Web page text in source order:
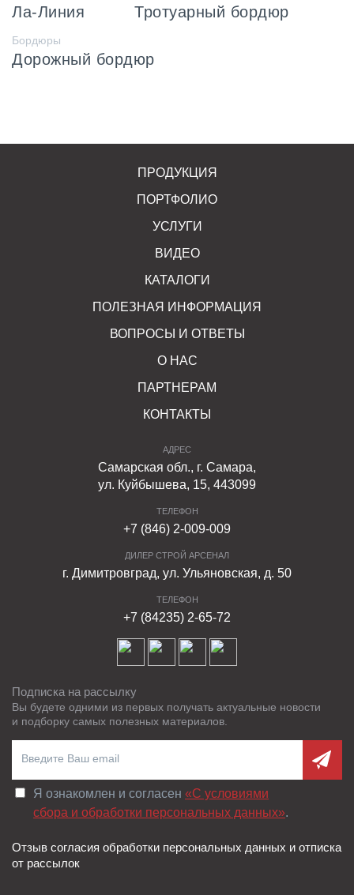
Ла-Линия Тротуарный бордюр
Бордюры
Дорожный бордюр
ПРОДУКЦИЯ
ПОРТФОЛИО
УСЛУГИ
ВИДЕО
КАТАЛОГИ
ПОЛЕЗНАЯ ИНФОРМАЦИЯ
ВОПРОСЫ И ОТВЕТЫ
О НАС
ПАРТНЕРАМ
КОНТАКТЫ
АДРЕС
Самарская обл., г. Самара,
ул. Куйбышева, 15, 443099
ТЕЛЕФОН
+7 (846) 2-009-009
ДИЛЕР СТРОЙ АРСЕНАЛ
г. Димитровград, ул. Ульяновская, д. 50
ТЕЛЕФОН
+7 (84235) 2-65-72
Подписка на рассылку
Вы будете одними из первых получать актуальные новости
и подборку самых полезных материалов.
Я ознакомлен и согласен «C условиями
сбора и обработки персональных данных».
Отзыв согласия обработки персональных данных и отписка
от рассылок